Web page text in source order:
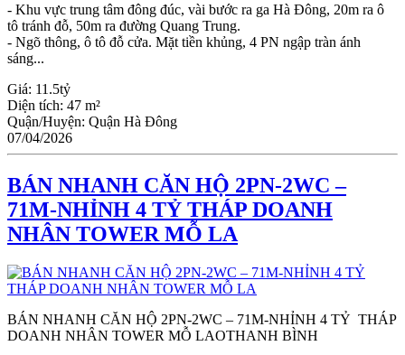
- Khu vực trung tâm đông đúc, vài bước ra ga Hà Đông, 20m ra ô
tô tránh đỗ, 50m ra đường Quang Trung.
- Ngõ thông, ô tô đỗ cửa. Mặt tiền khủng, 4 PN ngập tràn ánh
sáng...
Giá: 11.5tỷ
Diện tích: 47 m²
Quận/Huyện: Quận Hà Đông
07/04/2026
BÁN NHANH CĂN HỘ 2PN-2WC –
71M-NHỈNH 4 TỶ THÁP DOANH
NHÂN TOWER MỖ LA
BÁN NHANH CĂN HỘ 2PN-2WC – 71M-NHỈNH 4 TỶ THÁP
DOANH NHÂN TOWER MỖ LAOTHANH BÌNH